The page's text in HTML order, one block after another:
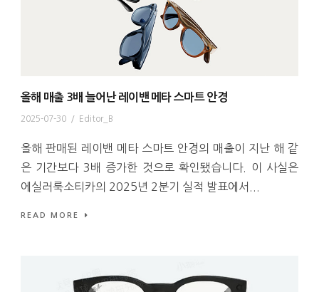
올해 매출 3배 늘어난 레이밴 메타 스마트 안경
2025-07-30 / Editor_B
올해 판매된 레이밴 메타 스마트 안경의 매출이 지난 해 같
은 기간보다 3배 증가한 것으로 확인됐습니다. 이 사실은
에실러룩소티카의 2025년 2분기 실적 발표에서...
READ MORE